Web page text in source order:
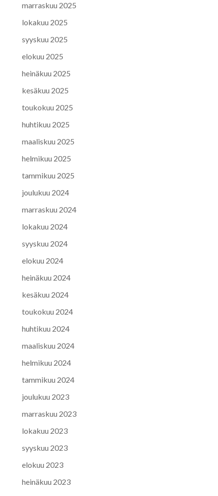
marraskuu 2025
lokakuu 2025
syyskuu 2025
elokuu 2025
heinäkuu 2025
kesäkuu 2025
toukokuu 2025
huhtikuu 2025
maaliskuu 2025
helmikuu 2025
tammikuu 2025
joulukuu 2024
marraskuu 2024
lokakuu 2024
syyskuu 2024
elokuu 2024
heinäkuu 2024
kesäkuu 2024
toukokuu 2024
huhtikuu 2024
maaliskuu 2024
helmikuu 2024
tammikuu 2024
joulukuu 2023
marraskuu 2023
lokakuu 2023
syyskuu 2023
elokuu 2023
heinäkuu 2023